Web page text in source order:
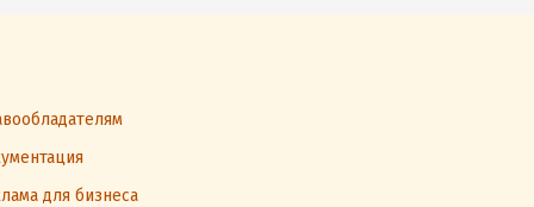
для бизнеса